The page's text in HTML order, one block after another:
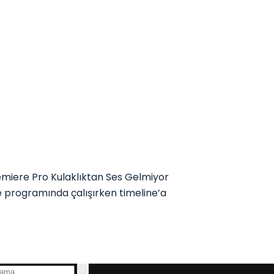
Pro Kulaklıktan Ses Gelmiyor
çalışırken timeline’a